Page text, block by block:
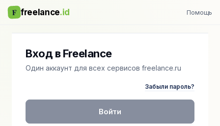
F freelance.id Помощь
Вход в Freelance
Один аккаунт для всех сервисов freelance.ru
Забыли пароль?
Войти